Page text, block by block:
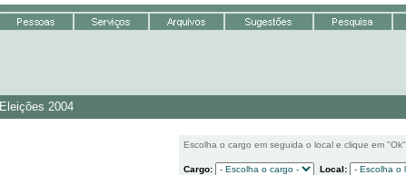
Eleições 2004
Escolha o cargo em seguida o local e clique em "Ok"
Cargo: Local: